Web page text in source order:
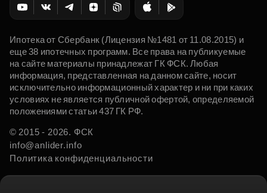
Ипотека от Сбербанк (Лицензия №1481 от 11.08.2015) и
еще 38 ипотечных программ. Все права на публикуемые
на сайте материалы принадлежат ГК ФСК. Любая
информация, представленная на данном сайте, носит
исключительно информационный характер и ни при каких
условиях не является публичной офертой, определяемой
положениями статьи 437 ГК РФ.
© 2015 - 2026. ФСК
info@anlider.info
Политика конфиденциальности